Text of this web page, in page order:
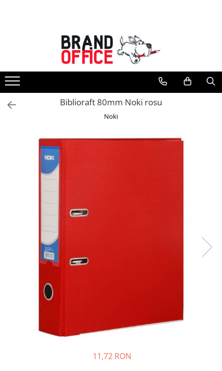
Unitate Protejata - PRODUCTIE
Hartie copiator si produse
tipografice
Produse consumabile din hartie
Detergenti si dezinfectanti
Saci menajeri (Unitate Protejata)
Agende, calendare si organizatoare
Agende personalizabile
Organizatoare business
Hartie si articole din hartie
Bibliorafturi, caiete mecanice,
Capsatoare, capse si perforatoare
Caiete si blocnotesuri
Dosare, folii protectie si mape
Accesorii diverse pentru birou
Arhivare si depozitare
Biblioraft 80mm Noki rosu
Noki
11,72 RON